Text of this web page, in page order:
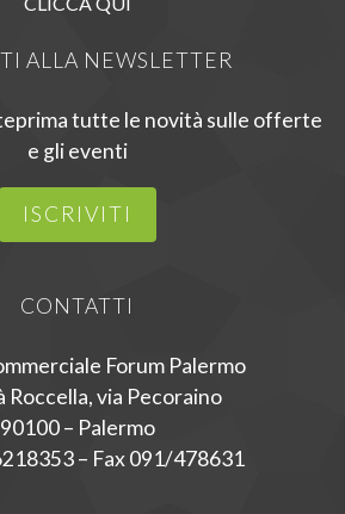
ALLA NEWSLETTER
tutte le novità sulle offerte
e gli eventi
ISCRIVITI
CONTATTI
Forum Palermo
Roccella, via Pecoraino
90100 – Palermo
– Fax 091/478631